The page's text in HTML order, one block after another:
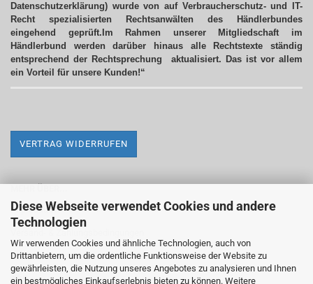
Diese Webseite verwendet Cookies und andere
Technologien
Wir verwenden Cookies und ähnliche Technologien, auch von
Drittanbietern, um die ordentliche Funktionsweise der Website zu
gewährleisten, die Nutzung unseres Angebotes zu analysieren und Ihnen
ein bestmögliches Einkaufserlebnis bieten zu können. Weitere
Datenschutzerklärung) wurde von auf Verbraucherschutz- und IT-
Recht spezialisierten Rechtsanwälten des Händlerbundes
eingehend geprüft.Im Rahmen unserer Mitgliedschaft im
Händlerbund werden darüber hinaus alle Rechtstexte ständig
entsprechend der Rechtsprechung aktualisiert. Das ist vor allem
ein Vorteil für unsere Kunden!“
VERTRAG WIDERRUFEN
Impressum
Versand- & Zahlungsbedingungen
Widerrufsrecht & Widerrufsformular
AGB